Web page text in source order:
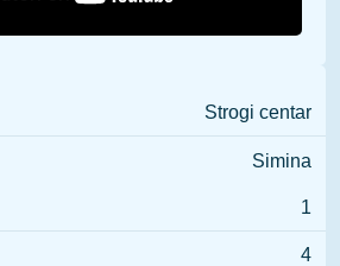
Strogi centar
Simina
1
4